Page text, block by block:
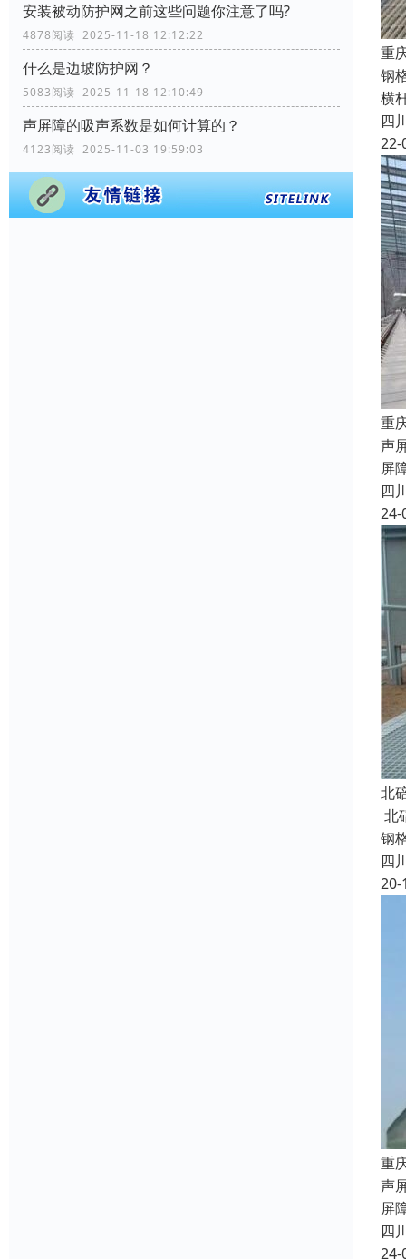
安装被动防护网之前这些问题你注意了吗?
4878阅读 2025-11-18 12:12:22
什么是边坡防护网？
5083阅读 2025-11-18 12:10:49
声屏障的吸声系数是如何计算的？
4123阅读 2025-11-03 19:59:03
重
钢
横
四
22-
重
声
屏
四
24-
北
北
钢
四
20-
重
声
屏
四
24-